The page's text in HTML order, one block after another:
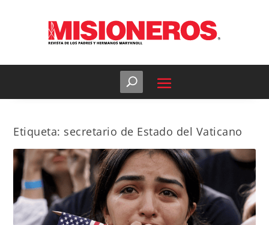
Etiqueta: secretario de Estado del Vaticano